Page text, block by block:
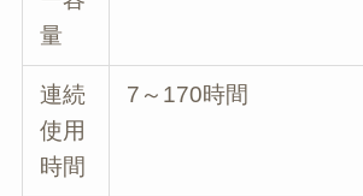
量
連続
使用
時間
7～170時間